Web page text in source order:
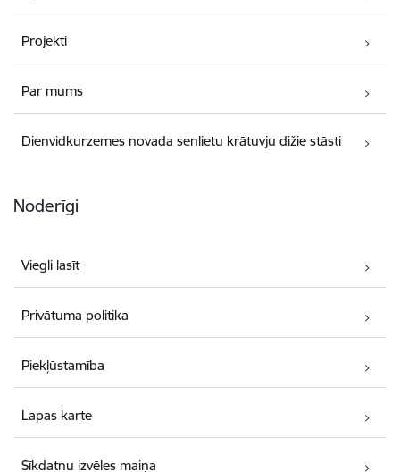
Projekti
Par mums
Dienvidkurzemes novada senlietu krātuvju dižie stāsti
Noderīgi
Viegli lasīt
Privātuma politika
Piekļūstamība
Lapas karte
Sīkdatņu izvēles maiņa